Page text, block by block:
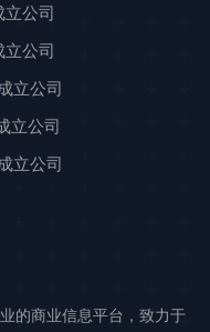
立公司
立公司
立公司
立公司
立公司
的商业信息平台，致力于